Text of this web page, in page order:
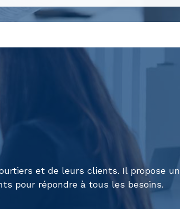
et de leurs clients. Il propose un
pour répondre à tous les besoins.